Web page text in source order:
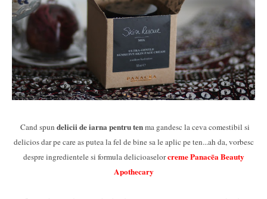
Cand spun delicii de iarna pentru tenma gandesc la ceva comestibil si
delicios dar pe care as putea la fel de bine sa le aplic pe ten...ah da, vorbesc
despre ingredientele si formula delicioaselorcreme Panacēa Beauty
Apothecary